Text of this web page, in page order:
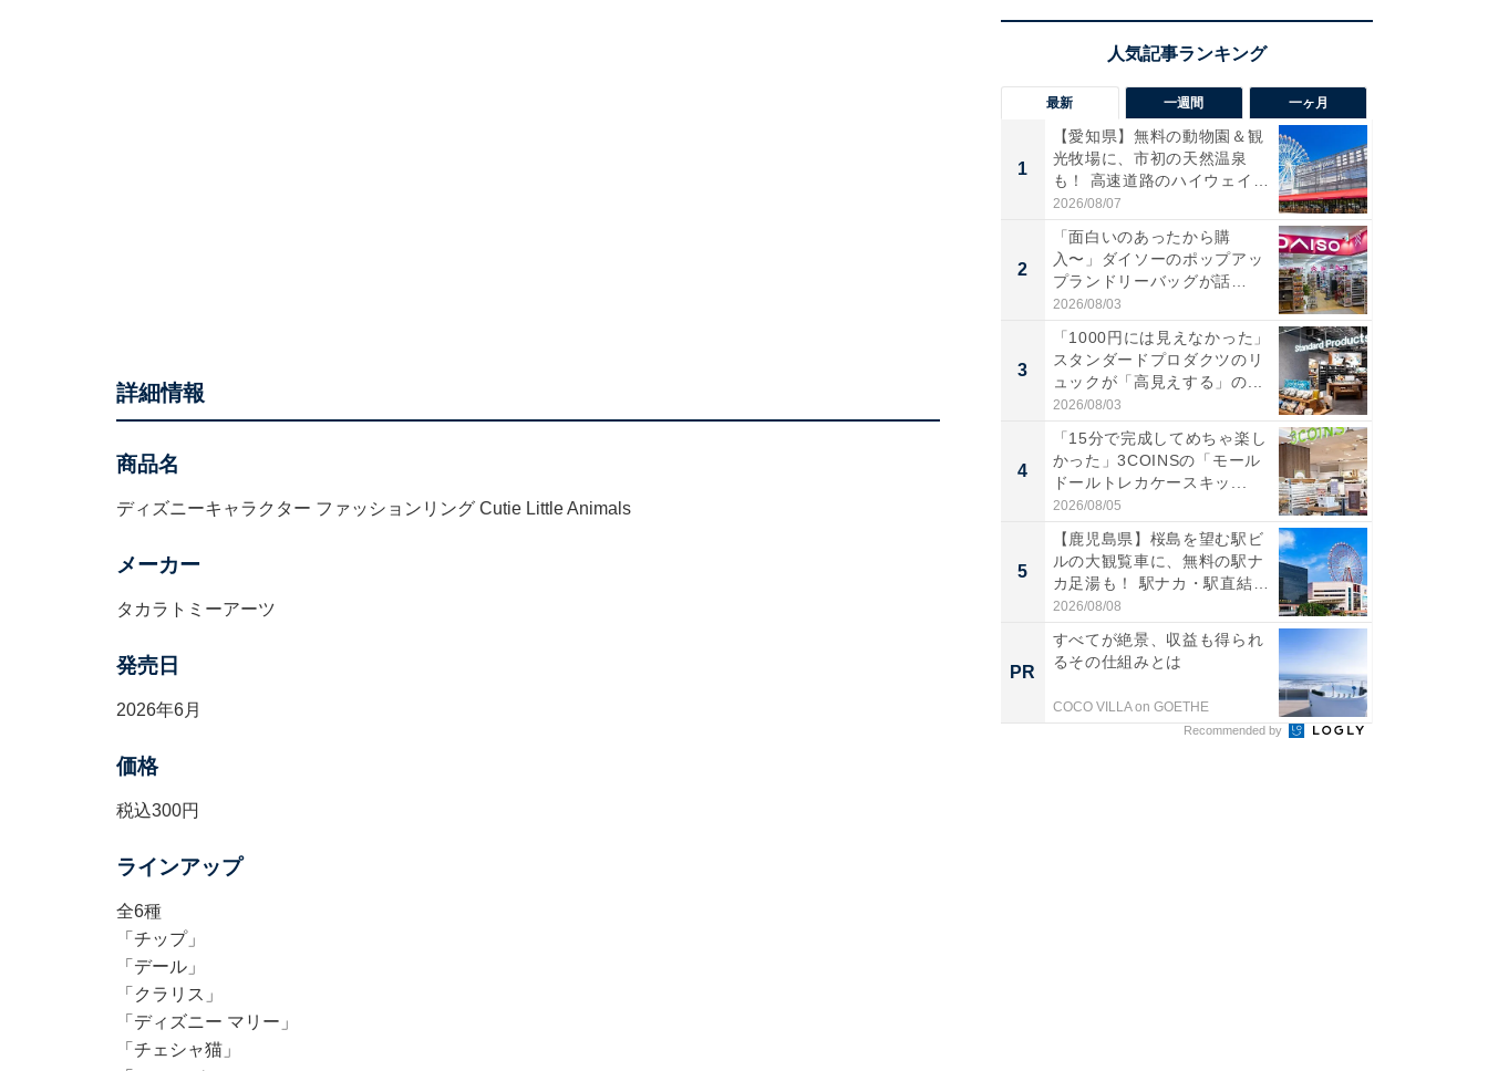
詳細情報
商品名
ディズニーキャラクター ファッションリング Cutie Little Animals
メーカー
タカラトミーアーツ
発売日
2026年6月
価格
税込300円
ラインアップ
全6種
「チップ」
「デール」
「クラリス」
「ディズニー マリー」
「チェシャ猫」
最新 一週間 一ヶ月
1
【愛知県】無料の動物園＆観
光牧場に、市初の天然温泉
も！ 高速道路のハイウェイオ
ア...
2026/08/07
2
「面白いのあったから購
入〜」ダイソーのポップアッ
プランドリーバッグが話
題。“さま...
2026/08/03
3
「1000円には見えなかった」
スタンダードプロダクツのリ
ュックが「高見えする」の...
2026/08/03
4
「15分で完成してめちゃ楽し
かった」3COINSの「モール
ドールトレカケースキッ...
2026/08/05
5
【鹿児島県】桜島を望む駅ビ
ルの大観覧車に、無料の駅ナ
カ足湯も！ 駅ナカ・駅直結
ス...
2026/08/08
PR
すべてが絶景、収益も得られ
るその仕組みとは
COCO VILLA on GOETHE
Recommended by